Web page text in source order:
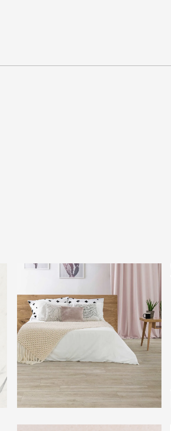
Beste Koop 300X1210 Devon Rovere